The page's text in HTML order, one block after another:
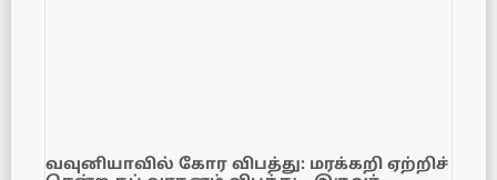
வவுனியாவில் கோர விபத்து: மரக்கறி ஏற்றிச்